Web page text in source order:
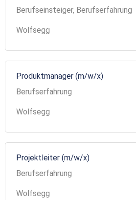
Berufseinsteiger, Berufserfahrung
Wolfsegg
Produktmanager (m/w/x)
Berufserfahrung
Wolfsegg
Projektleiter (m/w/x)
Berufserfahrung
Wolfsegg